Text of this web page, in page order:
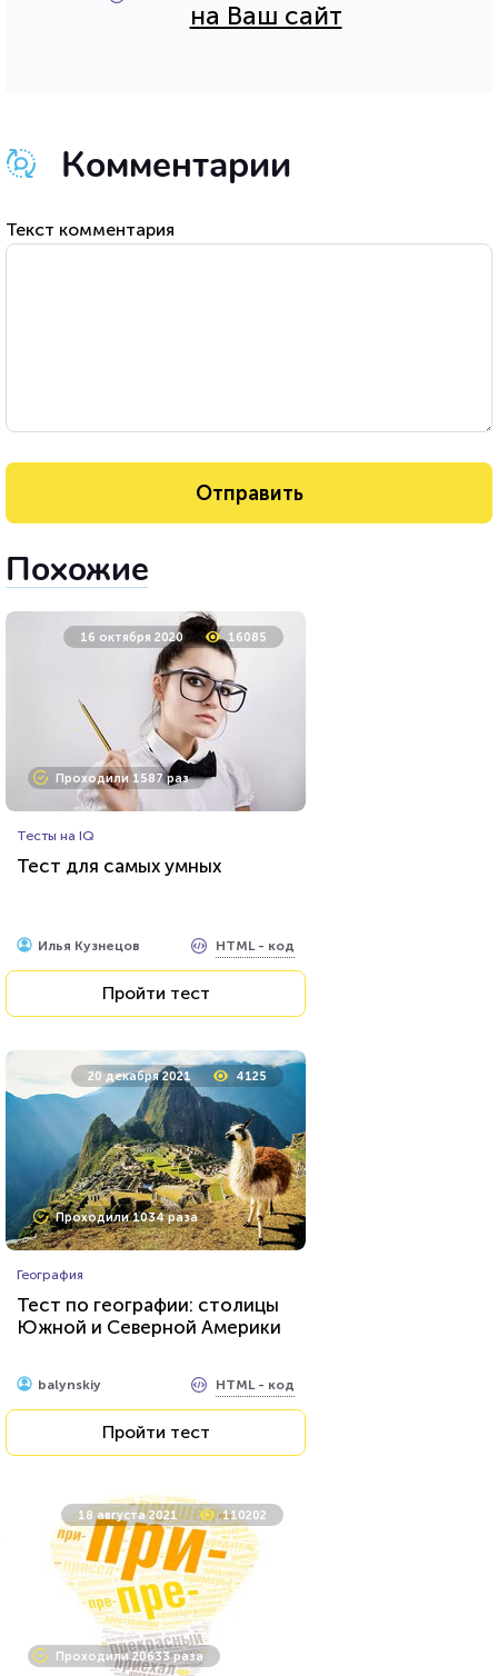
на Ваш сайт
Комментарии
Текст комментария
Похожие
16 октября 2020 16085
Проходили 1587 раз
Тесты на IQ
Тест для самых умных
Илья Кузнецов HTML - код
Пройти тест
20 декабря 2021 4125
Проходили 1034 раза
География
Тест по географии: столицы
Южной и Северной Америки
balynskiy HTML - код
Пройти тест
18 августа 2021 110202
Проходили 20633 раза